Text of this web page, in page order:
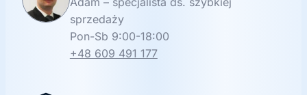
sprzedaży
Pon-Sb 9:00-18:00
+48 609 491 177